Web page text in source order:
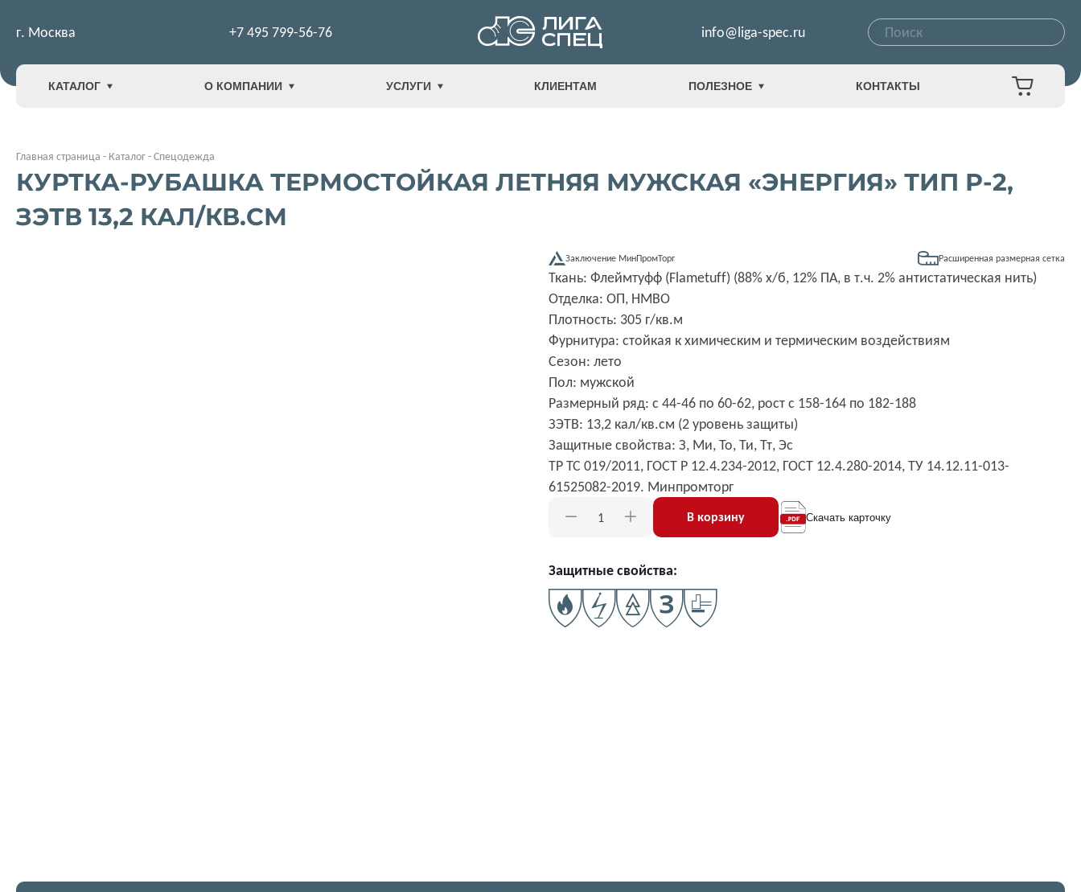
г. Москва +7 495 799-56-76 info@liga-spec.ru
КАТАЛОГ О КОМПАНИИ УСЛУГИ КЛИЕНТАМ ПОЛЕЗНОЕ КОНТАКТЫ
Главная страница - Каталог-Спецодежда
КУРТКА-РУБАШКА ТЕРМОСТОЙКАЯ ЛЕТНЯЯ МУЖСКАЯ «ЭНЕРГИЯ» ТИП Р-2,
ЗЭТВ 13,2 КАЛ/КВ.СМ
Заключение МинПромТорг Расширенная размерная сетка
Ткань: Флеймтуфф (Flametuff) (88% х/б, 12% ПА, в т.ч. 2% антистатическая нить)
Отделка: ОП, НМВО
Плотность: 305 г/кв.м
Фурнитура: стойкая к химическим и термическим воздействиям
Сезон: лето
Пол: мужской
Размерный ряд: с 44-46 по 60-62, рост с 158-164 по 182-188
ЗЭТВ: 13,2 кал/кв.см (2 уровень защиты)
Защитные свойства: З, Ми, То, Ти, Тт, Эс
ТР ТС 019/2011, ГОСТ Р 12.4.234-2012, ГОСТ 12.4.280-2014, ТУ 14.12.11-013-
61525082-2019. Минпромторг
В корзину Скачать карточку
Защитные свойства: